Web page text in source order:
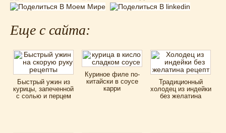
Еще с сайта:
Быстрый ужин из
курицы, запеченной
с солью и перцем
Куриное филе по-
китайски в соусе
карри
Традиционный
холодец из индейки
без желатина